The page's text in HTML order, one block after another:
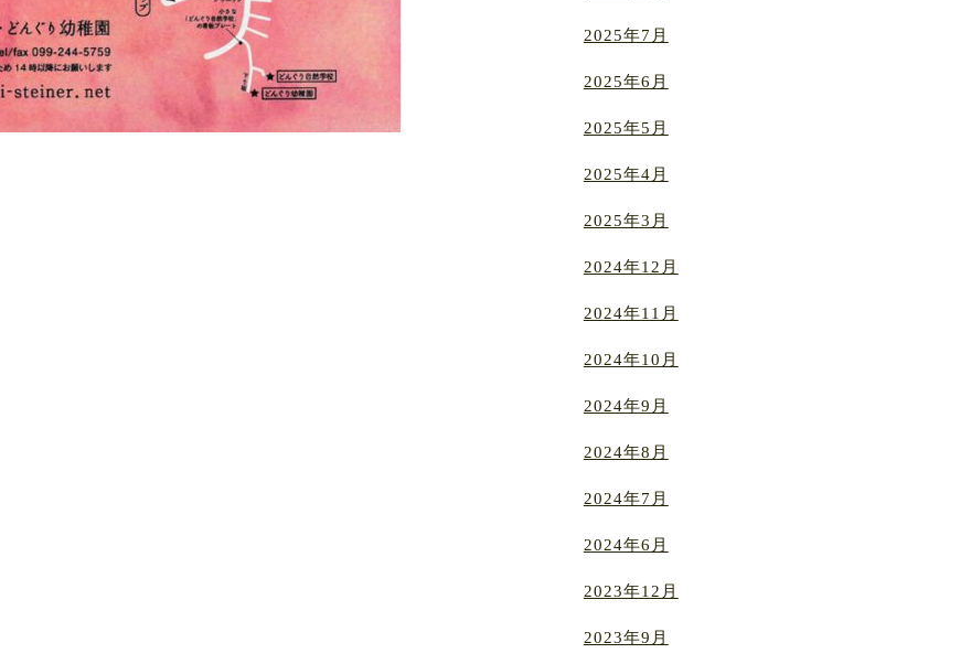
2025年7月
2025年6月
2025年5月
2025年4月
2025年3月
2024年12月
2024年11月
2024年10月
2024年9月
2024年8月
2024年7月
2024年6月
2023年12月
2023年9月